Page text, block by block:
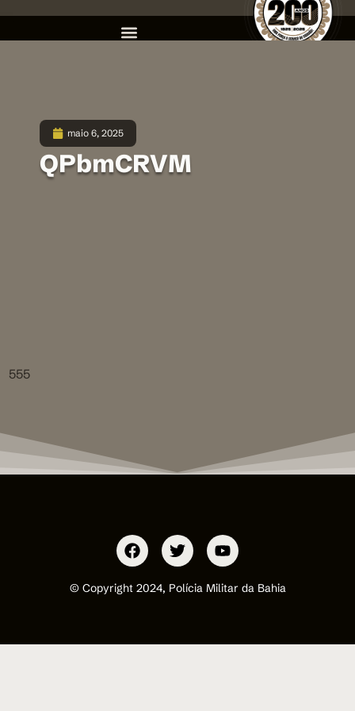
maio 6, 2025
QPbmCRVM
555
© Copyright 2024, Polícia Militar da Bahia